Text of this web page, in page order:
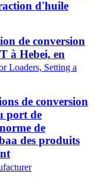
d'huile
de conversion
à Hebei, en
de conversion
port de
de
des produits